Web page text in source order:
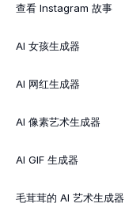
查看 Instagram 故事
AI 女孩生成器
AI 网红生成器
AI 像素艺术生成器
AI GIF 生成器
毛茸茸的 AI 艺术生成器